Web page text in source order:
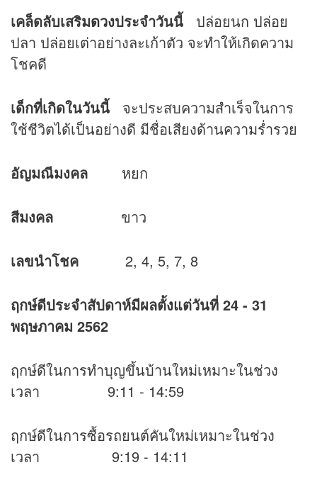
เคล็ดลับเสริมดวงประจำวันนี้ ปล่อยนก ปล่อย
ปลา ปล่อยเต่าอย่างละเก้าตัว จะทำให้เกิดความ
โชคดี
เด็กที่เกิดในวันนี้ จะประสบความสำเร็จในการ
ใช้ชีวิตได้เป็นอย่างดี มีชื่อเสียงด้านความร่ำรวย
อัญมณีมงคล หยก
สีมงคล ขาว
เลขนำโชค 2, 4, 5, 7, 8
ฤกษ์ดีประจำสัปดาห์มีผลตั้งแต่วันที่ 24 - 31
พฤษภาคม 2562
ฤกษ์ดีในการทำบุญขึ้นบ้านใหม่เหมาะในช่วง
เวลา 9:11 - 14:59
ฤกษ์ดีในการซื้อรถยนต์คันใหม่เหมาะในช่วง
เวลา 9:19 - 14:11